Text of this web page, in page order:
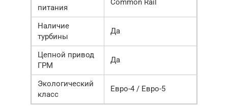
питания
Common Rail
Наличие
турбины
Да
Цепной привод
ГРМ
Да
Экологический
класс
Евро-4 / Евро-5